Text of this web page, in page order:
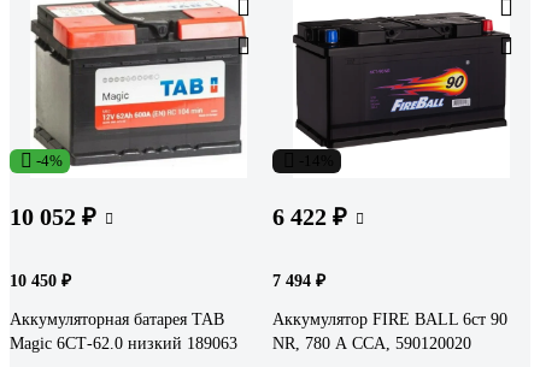
-4%
10 052 ₽
10 450 ₽
Аккумуляторная батарея TAB
Magic 6СТ-62.0 низкий 189063
6 422 ₽
7 494 ₽
Аккумулятор FIRE BALL 6ст 90
NR, 780 А CCA, 590120020